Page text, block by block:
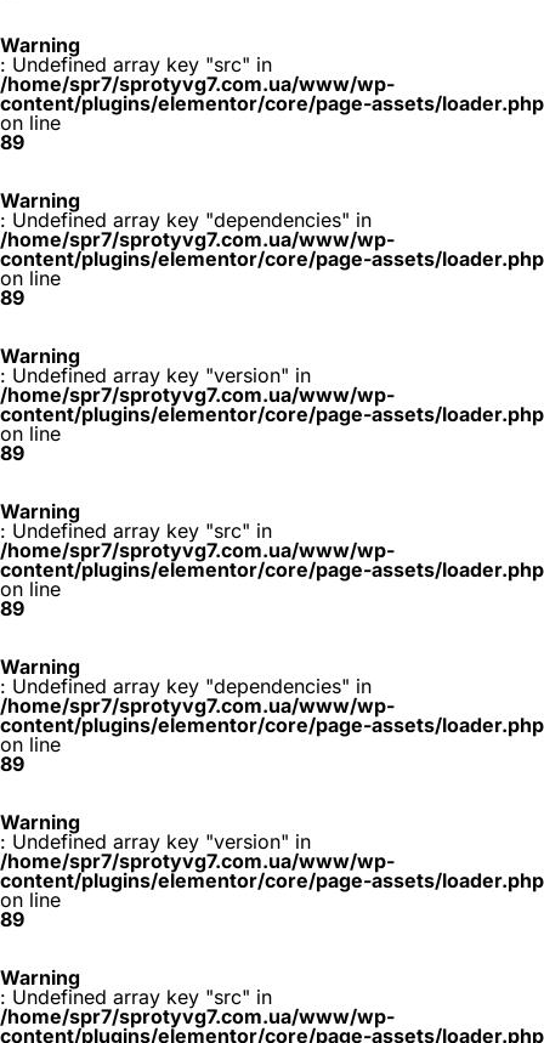
Warning
: Undefined array key "src" in
/home/spr7/sprotyvg7.com.ua/www/wp-
content/plugins/elementor/core/page-assets/loader.php
on line
89
Warning
: Undefined array key "dependencies" in
/home/spr7/sprotyvg7.com.ua/www/wp-
content/plugins/elementor/core/page-assets/loader.php
on line
89
Warning
: Undefined array key "version" in
/home/spr7/sprotyvg7.com.ua/www/wp-
content/plugins/elementor/core/page-assets/loader.php
on line
89
Warning
: Undefined array key "src" in
/home/spr7/sprotyvg7.com.ua/www/wp-
content/plugins/elementor/core/page-assets/loader.php
on line
89
Warning
: Undefined array key "dependencies" in
/home/spr7/sprotyvg7.com.ua/www/wp-
content/plugins/elementor/core/page-assets/loader.php
on line
89
Warning
: Undefined array key "version" in
/home/spr7/sprotyvg7.com.ua/www/wp-
content/plugins/elementor/core/page-assets/loader.php
on line
89
Warning
: Undefined array key "src" in
/home/spr7/sprotyvg7.com.ua/www/wp-
content/plugins/elementor/core/page-assets/loader.php